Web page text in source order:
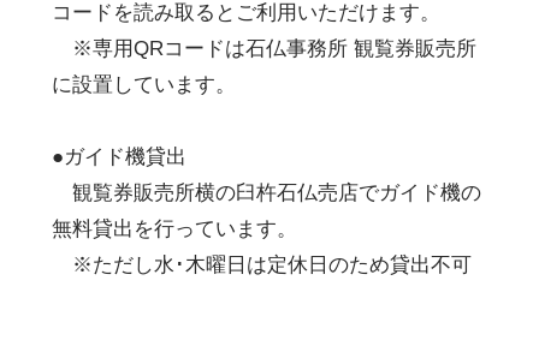
コードを読み取るとご利用いただけます。
※専用QRコードは石仏事務所 観覧券販売所
に設置しています。
●ガイド機貸出
観覧券販売所横の臼杵石仏売店でガイド機の
無料貸出を行っています。
※ただし水･木曜日は定休日のため貸出不可